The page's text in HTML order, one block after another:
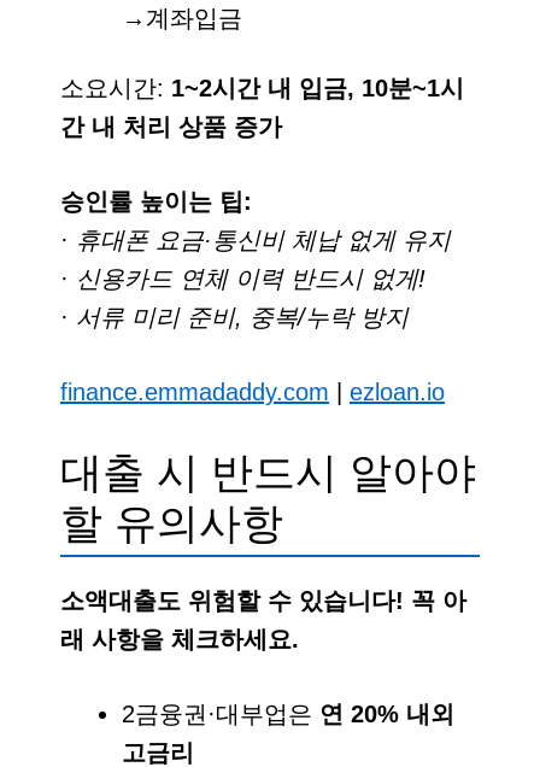
→계좌입금
소요시간: 1~2시간 내 입금, 10분~1시
간 내 처리 상품 증가
승인률 높이는 팁:
· 휴대폰 요금·통신비 체납 없게 유지
· 신용카드 연체 이력 반드시 없게!
· 서류 미리 준비, 중복/누락 방지
finance.emmadaddy.com | ezloan.io
대출 시 반드시 알아야
할 유의사항
소액대출도 위험할 수 있습니다! 꼭 아
래 사항을 체크하세요.
2금융권·대부업은 연 20% 내외
고금리